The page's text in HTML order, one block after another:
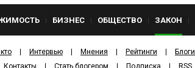
БИЗНЕС ОБЩЕСТВО ЗАКОН
Интервью Мнения Рейтинги Блоги